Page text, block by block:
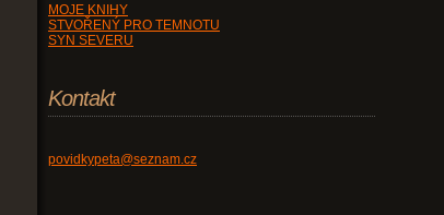
MOJE KNIHY
STVOŘENÝ PRO TEMNOTU
SYN SEVERU
Kontakt
povidkypeta@seznam.cz